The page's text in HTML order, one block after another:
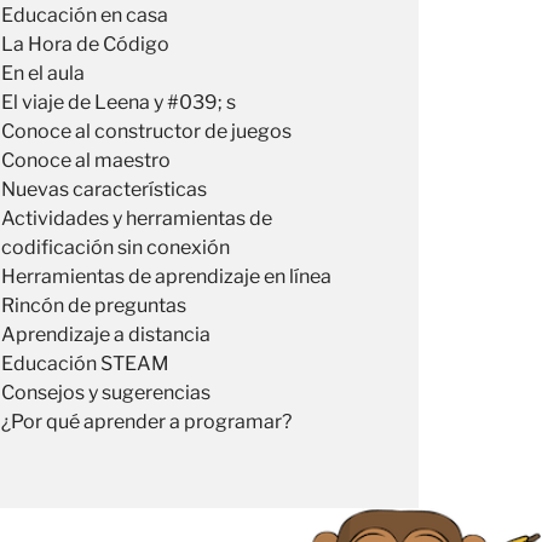
Educación en casa
La Hora de Código
En el aula
El viaje de Leena y #039; s
Conoce al constructor de juegos
Conoce al maestro
Nuevas características
Actividades y herramientas de
codificación sin conexión
Herramientas de aprendizaje en línea
Rincón de preguntas
Aprendizaje a distancia
Educación STEAM
Consejos y sugerencias
¿Por qué aprender a programar?